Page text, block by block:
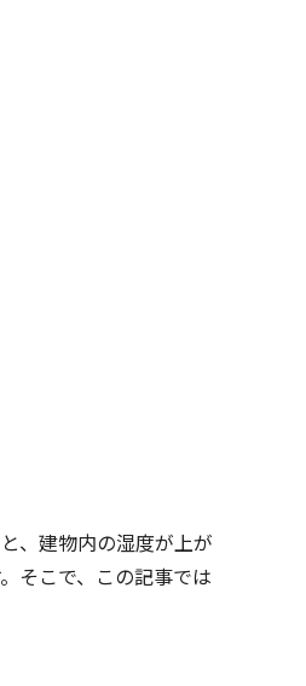
、建物内の湿度が上が
そこで、この記事では